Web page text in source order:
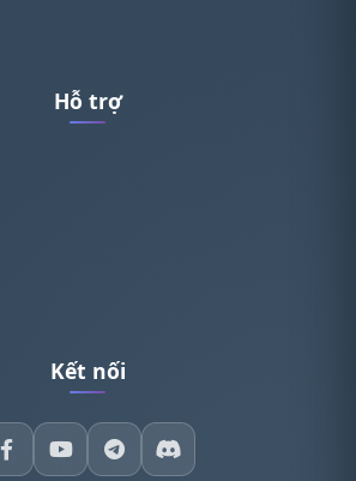
Hỗ trợ
Kết nối